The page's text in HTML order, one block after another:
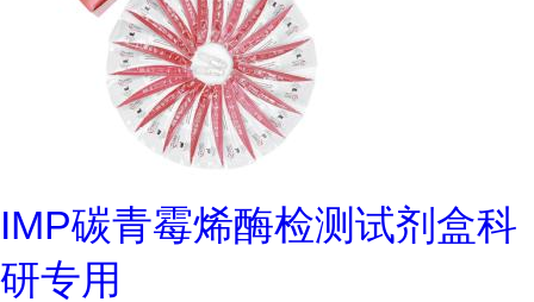
IMP碳青霉烯酶检测试剂盒科
研专用